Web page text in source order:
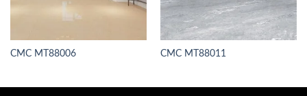
CMC MT88006 CMC MT88011